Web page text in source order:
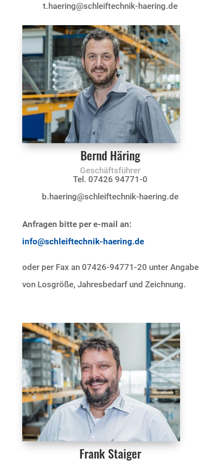
t.haering@schleiftechnik-haering.de
Bernd Häring
Geschäftsführer
Tel. 07426 94771-0
b.haering@schleiftechnik-haering.de
Anfragen bitte per e-mail an:
info@schleiftechnik-haering.de
oder per Fax an 07426-94771-20 unter Angabe
von Losgröße, Jahresbedarf und Zeichnung.
Frank Staiger